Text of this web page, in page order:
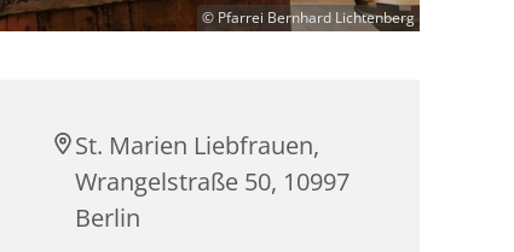
© Pfarrei Bernhard Lichtenberg
St. Marien Liebfrauen,
Wrangelstraße 50, 10997
Berlin